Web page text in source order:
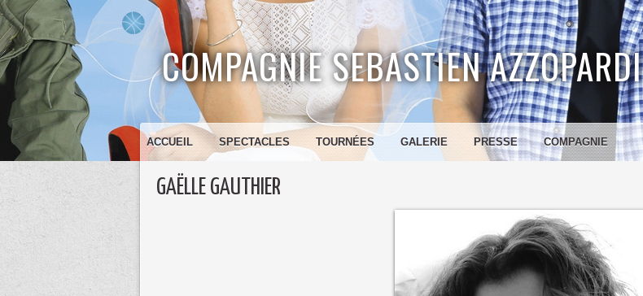
COMPAGNIE SEBASTIEN AZZOPARDI
ACCUEIL SPECTACLES TOURNÉES GALERIE PRESSE COMPAGNIE
GAËLLE GAUTHIER